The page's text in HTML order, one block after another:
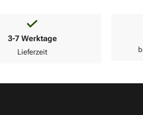
3-7 Werktage
Lieferzeit